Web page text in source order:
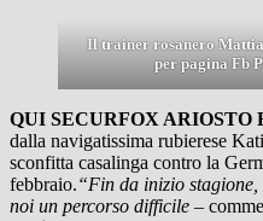
Il trainer rosanero
per pagina Fb
QUI SECURFOX ARIOSTO
dalla navigatissima rubierese
sconfitta casalinga contro la
febbraio.“Fin da inizio stagione,
noi un percorso difficile –